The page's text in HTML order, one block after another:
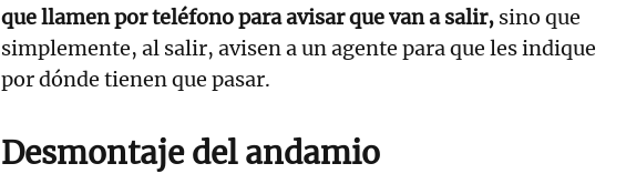
que llamen por teléfono para avisar que van a salir, sino que
simplemente, al salir, avisen a un agente para que les indique
por dónde tienen que pasar.
Desmontaje del andamio